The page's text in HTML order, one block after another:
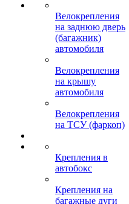
Велокрепления
на заднюю дверь
(багажник)
автомобиля
Велокрепления
на крышу
автомобиля
Велокрепления
на ТСУ (фаркоп)
Крепления в
автобокс
Крепления на
багажные дуги